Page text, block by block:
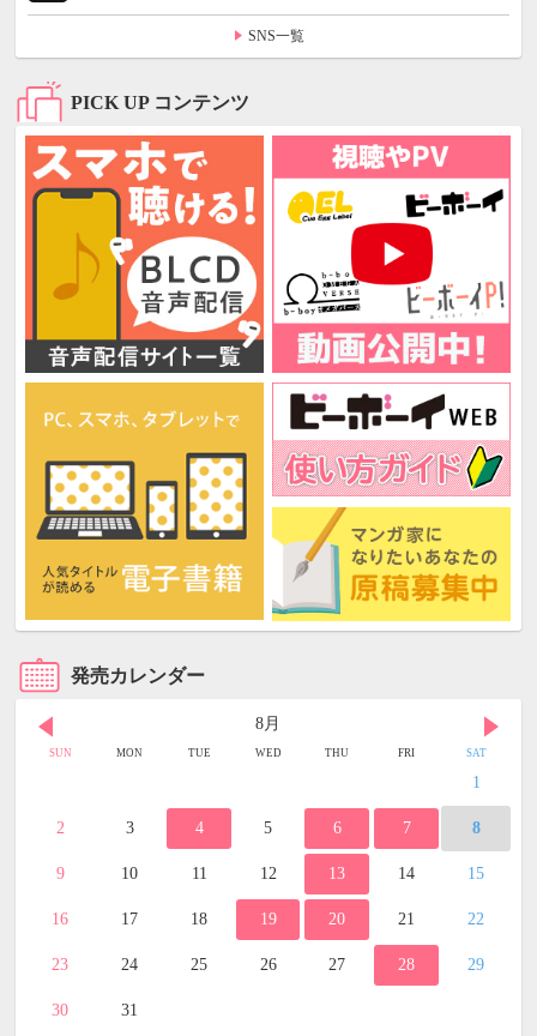
SNS一覧
PICK UP コンテンツ
発売カレンダー
8月
SUN MON TUE WED THU FRI SAT
1
2 3 4 5 6 7 8
9 10 11 12 13 14 15
16 17 18 19 20 21 22
23 24 25 26 27 28 29
30 31